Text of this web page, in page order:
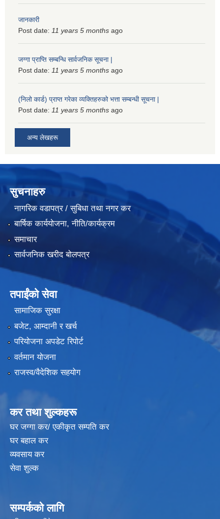
जानकारी
Post date: 11 years 5 months ago
जग्गा प्राप्ति सम्बन्धि सार्वजनिक सूचना |
Post date: 11 years 5 months ago
(निलो कार्ड) प्राप्त गरेका व्यक्तिहरुको भत्ता सम्बन्धी सूचना |
Post date: 11 years 5 months ago
अन्य लेखहरू
सुचनाहरु
नागरिक वडापत्र / सुबिधा तथा नगर कर
बार्षिक कार्ययोजना, नीति/कार्यक्रम
समाचार
सार्वजनिक खरीद बोलपत्र
तपाईंको सेवा
सामाजिक सुरक्षा
बजेट, आम्दानी र खर्च
परियोजना अपडेट रिपोर्ट
वर्तमान योजना
राजस्व/वैदेशिक सहयोग
कर तथा शुल्कहरू
घर जग्गा कर/ एकीकृत सम्पति कर
घर बहाल कर
व्यवसाय कर
सेवा शुल्क
सम्पर्कको लागि